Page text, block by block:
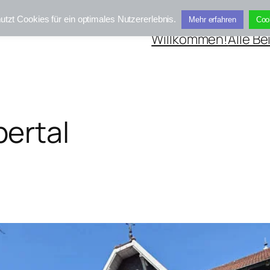
Willkommen!Alle
Cookies für ein optimales Nutzererlebnis. Mehr erfahren